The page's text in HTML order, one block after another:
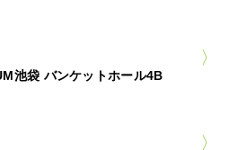
池袋 バンケットホール4B